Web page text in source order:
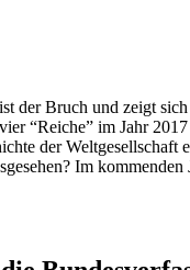
der Bruch und zeigt
“Reiche” im Jahr
der
Im